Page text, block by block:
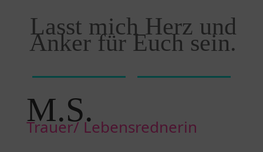
Lasst mich Herz und
Anker für Euch sein.
M.S.
Trauer/ Lebensrednerin